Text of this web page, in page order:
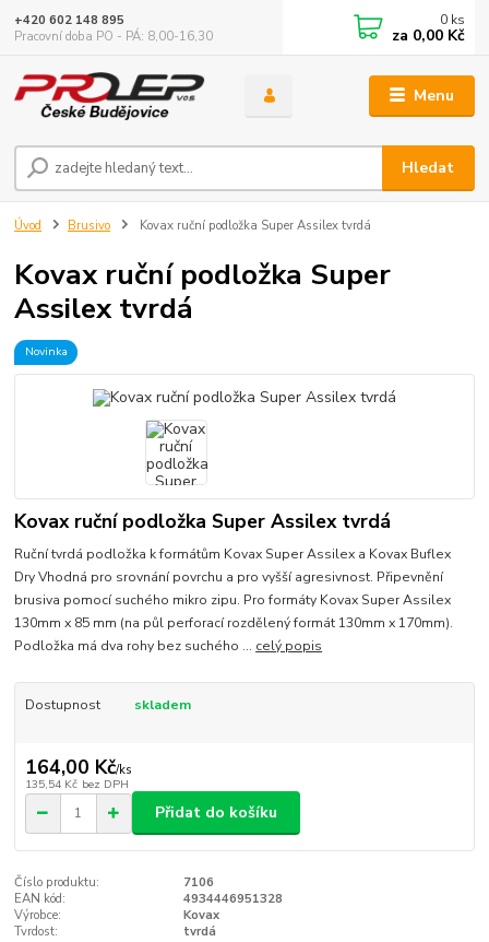
Menu
Hledat
+420 602 148 895
Pracovní doba PO - PÁ: 8,00-16,30
0 ks
za 0,00 Kč
Úvod Brusivo Kovax ruční podložka Super Assilex tvrdá
Kovax ruční podložka Super
Assilex tvrdá
Novinka
Kovax ruční podložka Super Assilex tvrdá
Ruční tvrdá podložka k formátům Kovax Super Assilex a Kovax Buflex
Dry Vhodná pro srovnání povrchu a pro vyšší agresivnost. Připevnění
brusiva pomocí suchého mikro zipu. Pro formáty Kovax Super Assilex
130mm x 85 mm (na půl perforací rozdělený formát 130mm x 170mm).
Podložka má dva rohy bez suchého ... celý popis
Dostupnost skladem
164,00 Kč/ks
135,54 Kč bez DPH
Přidat do košíku
Číslo produktu:
7106
EAN kód:
4934446951328
Výrobce:
Kovax
Tvrdost:
tvrdá